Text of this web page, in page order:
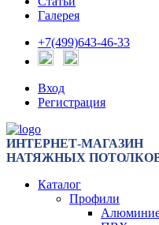
Галерея
+7(499)643-46-33
Вход
Регистрация
ИНТЕРНЕТ-МАГАЗИН
НАТЯЖНЫХ
Каталог
Профили